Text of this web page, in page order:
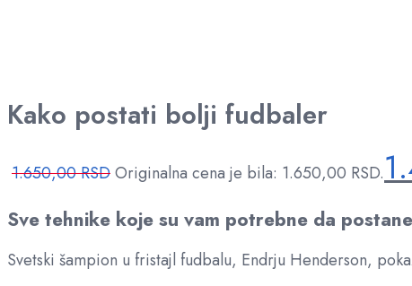
Kako postati bolji fudbaler
1.650,00RSDOriginalna cena je bila: 1.650,00 RSD.
Sve tehnike koje su vam potrebne da
Svetski šampion u fristajl fudbalu, Endrju Henderson,